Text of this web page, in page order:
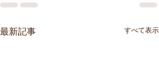
最新記事 すべて表示